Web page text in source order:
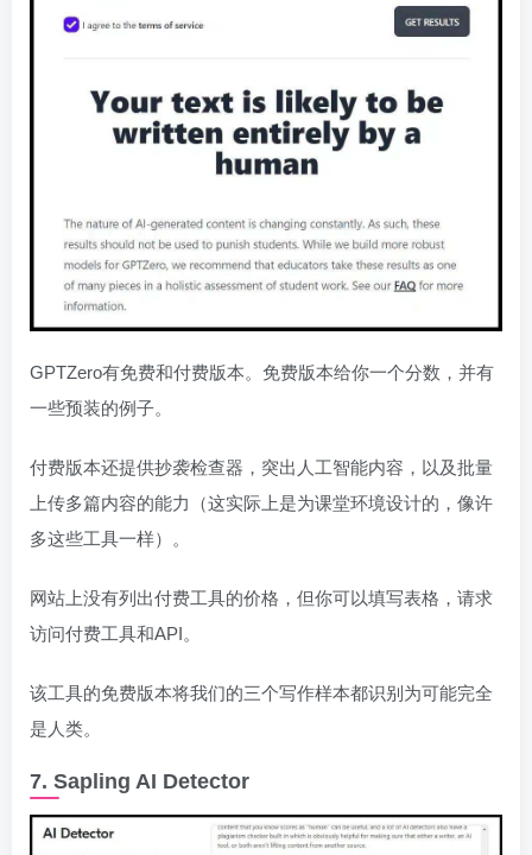
GPTZero有免费和付费版本。免费版本给你一个分数，并有
一些预装的例子。
付费版本还提供抄袭检查器，突出人工智能内容，以及批量
上传多篇内容的能力（这实际上是为课堂环境设计的，像许
多这些工具一样）。
网站上没有列出付费工具的价格，但你可以填写表格，请求
访问付费工具和API。
该工具的免费版本将我们的三个写作样本都识别为可能完全
是人类。
7. Sapling AI Detector